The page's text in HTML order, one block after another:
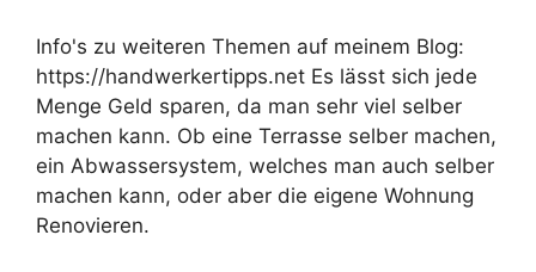
Info's zu weiteren Themen auf meinem Blog:
https://handwerkertipps.net Es lässt sich jede
Menge Geld sparen, da man sehr viel selber
machen kann. Ob eine Terrasse selber machen,
ein Abwassersystem, welches man auch selber
machen kann, oder aber die eigene Wohnung
Renovieren.